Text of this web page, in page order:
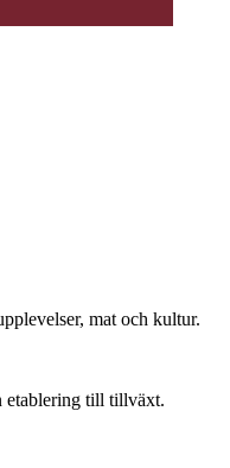
mat och kultur.
etablering till tillväxt.